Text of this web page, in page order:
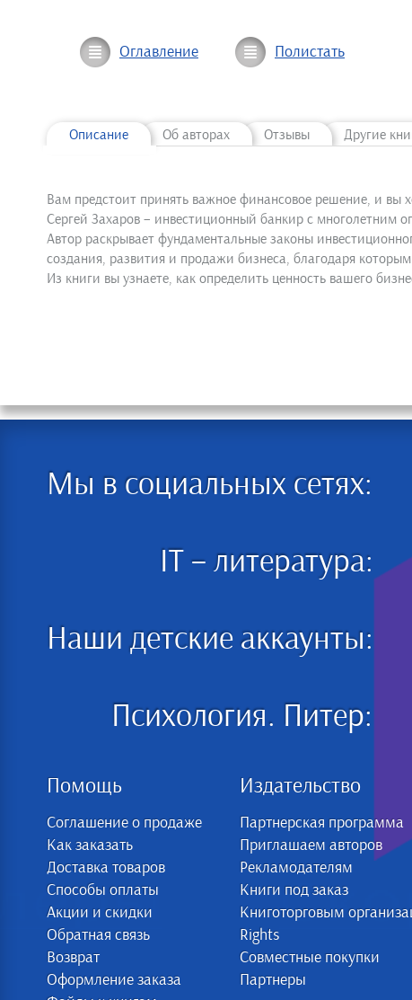
Оглавление Полистать
Описание Об авторах Отзывы Другие
Вам предстоит принять важное финансовое решение, и вы
Сергей Захаров – инвестиционный банкир с многолетним
Автор раскрывает фундаментальные законы
создания, развития и продажи бизнеса, благодаря
Из книги вы узнаете, как определить ценность вашего
Мы в социальных сетях:
IT – литература:
Наши детские аккаунты:
Психология. Питер:
Помощь
Соглашение о продаже
Как заказать
Доставка товаров
Способы оплаты
Акции и скидки
Обратная связь
Возврат
Оформление заказа
Издательство
Партнерская программа
Приглашаем авторов
Рекламодателям
Книги под заказ
Книготорговым
Rights
Совместные покупки
Партнеры